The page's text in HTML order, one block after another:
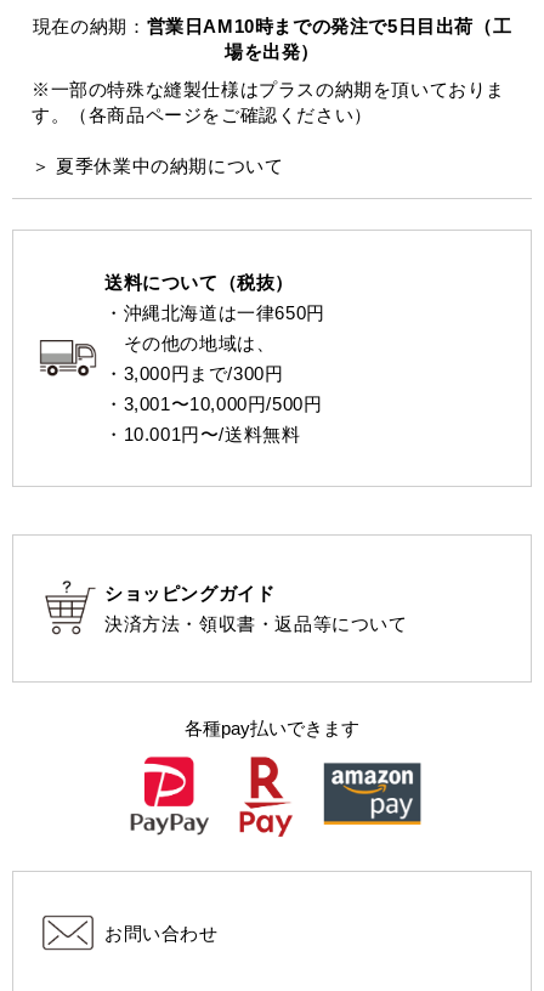
現在の納期： 営業日AM10時までの発注で5日目出荷（工
場を出発）
※一部の特殊な縫製仕様はプラスの納期を頂いておりま
す。（各商品ページをご確認ください）
＞ 夏季休業中の納期について
送料について（税抜）
・沖縄北海道は一律650円
その他の地域は、
・3,000円まで/300円
・3,001〜10,000円/500円
・10.001円〜/送料無料
ショッピングガイド
決済方法・領収書・返品等について
各種pay払いできます
お問い合わせ